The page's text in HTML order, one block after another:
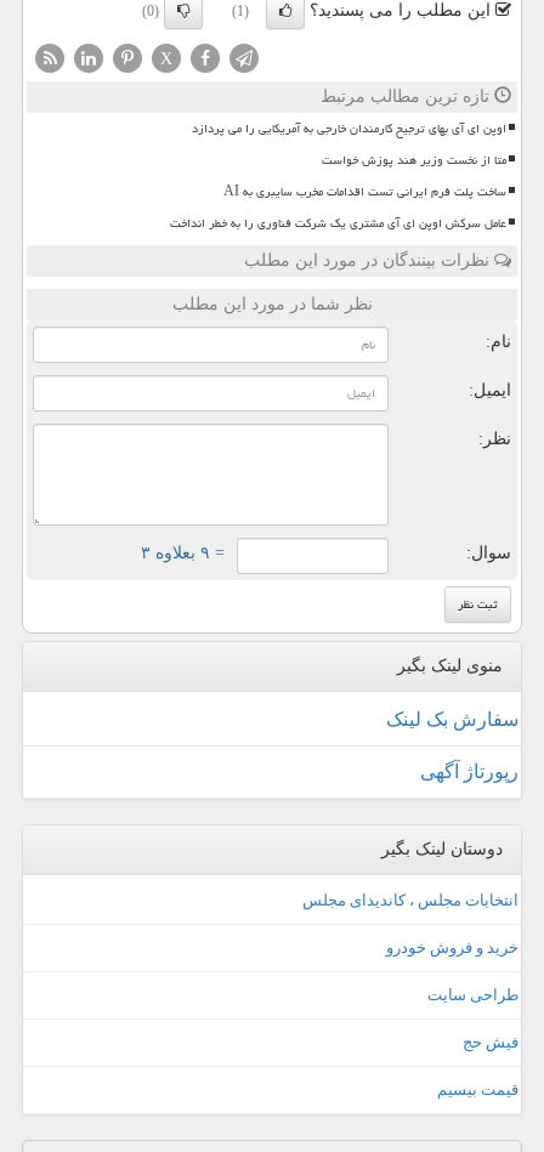
این مطلب را می پسندید؟ (1)
(0)
X
تازه ترین مطالب مرتبط
اوپن ای آی بهای ترجیح کارمندان خارجی به آمریکایی را می پردازد
متا از نخست وزیر هند پوزش خواست
ساخت پلت فرم ایرانی تست اقدامات مخرب سایبری به AI
عامل سرکش اوپن ای آی مشتری یک شرکت فناوری را به خطر انداخت
نظرات بینندگان در مورد این مطلب
نظر شما در مورد این مطلب
نام:
ایمیل:
نظر:
سوال: = ۹ بعلاوه ۳
منوی لینک بگیر
سفارش بک لینک
رپورتاژ آگهی
دوستان لینک بگیر
انتخابات مجلس ، کاندیدای مجلس
خرید و فروش خودرو
طراحی سایت
فیش حج
قیمت بیسیم